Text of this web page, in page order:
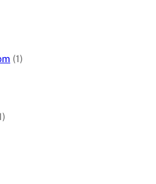
(1)